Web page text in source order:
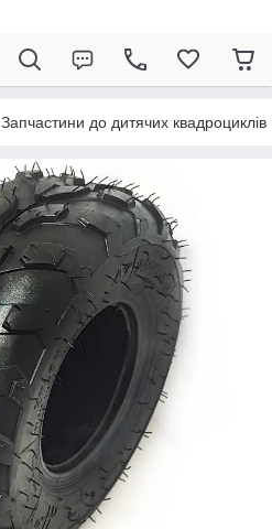
Запчастини до дитячих квадроциклів